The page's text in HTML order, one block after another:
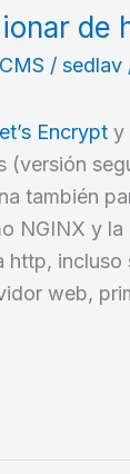
de
CMS / sedlav
Encrypt y
(versión
también
NGINX y
http,
web,